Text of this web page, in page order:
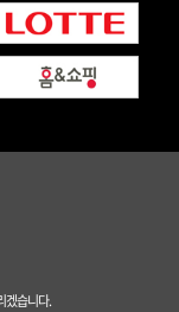
겠습니다.